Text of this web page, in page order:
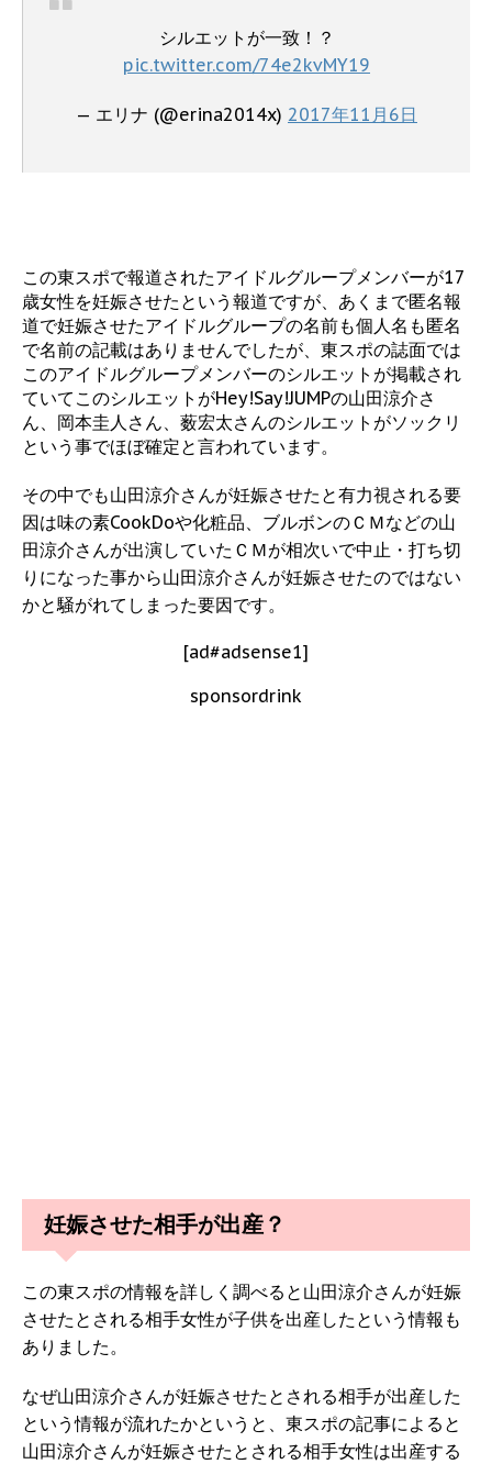
シルエットが一致！？
pic.twitter.com/74e2kvMY19
— エリナ (@erina2014x) 2017年11月6日
この東スポで報道されたアイドルグループメンバーが17
歳女性を妊娠させたという報道ですが、あくまで匿名報
道で妊娠させたアイドルグループの名前も個人名も匿名
で名前の記載はありませんでしたが、東スポの誌面では
このアイドルグループメンバーのシルエットが掲載され
ていてこのシルエットがHey!Say!JUMPの山田涼介さ
ん、岡本圭人さん、薮宏太さんのシルエットがソックリ
という事でほぼ確定と言われています。
その中でも山田涼介さんが妊娠させたと有力視される要
因は味の素CookDoや化粧品、ブルボンのＣＭなどの山
田涼介さんが出演していたＣＭが相次いで中止・打ち切
りになった事から山田涼介さんが妊娠させたのではない
かと騒がれてしまった要因です。
[ad#adsense1]
sponsordrink
妊娠させた相手が出産？
この東スポの情報を詳しく調べると山田涼介さんが妊娠
させたとされる相手女性が子供を出産したという情報も
ありました。
なぜ山田涼介さんが妊娠させたとされる相手が出産した
という情報が流れたかというと、東スポの記事によると
山田涼介さんが妊娠させたとされる相手女性は出産する